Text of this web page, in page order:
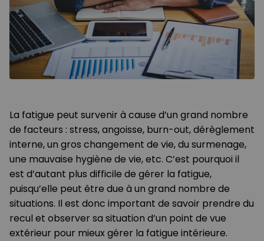
La fatigue peut survenir à cause d’un grand nombre
de facteurs : stress, angoisse, burn-out, dérèglement
interne, un gros changement de vie, du surmenage,
une mauvaise hygiène de vie, etc. C’est pourquoi il
est d’autant plus difficile de gérer la fatigue,
puisqu’elle peut être due à un grand nombre de
situations. Il est donc important de savoir prendre du
recul et observer sa situation d’un point de vue
extérieur pour mieux gérer la fatigue intérieure.